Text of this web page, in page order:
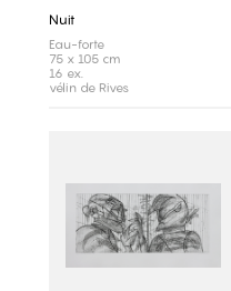
Nuit
Eau-forte
75 x 105 cm
16 ex.
vélin de Rives